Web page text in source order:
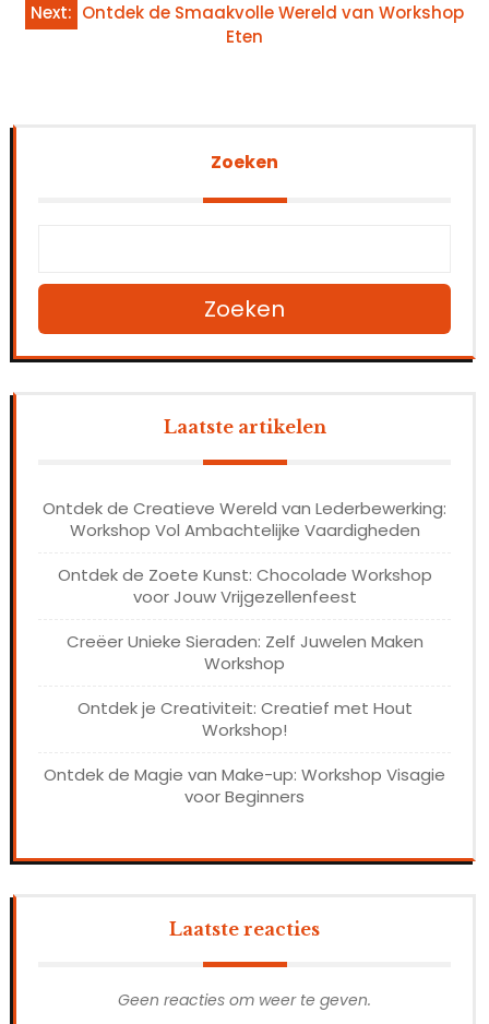
Next: Ontdek de Smaakvolle Wereld van Workshop
Eten
Zoeken
Zoeken
Laatste artikelen
Ontdek de Creatieve Wereld van Lederbewerking:
Workshop Vol Ambachtelijke Vaardigheden
Ontdek de Zoete Kunst: Chocolade Workshop
voor Jouw Vrijgezellenfeest
Creëer Unieke Sieraden: Zelf Juwelen Maken
Workshop
Ontdek je Creativiteit: Creatief met Hout
Workshop!
Ontdek de Magie van Make-up: Workshop Visagie
voor Beginners
Laatste reacties
Geen reacties om weer te geven.